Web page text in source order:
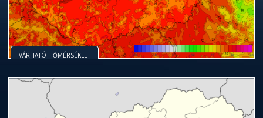
VÁRHATÓ HŐMÉRSÉKLET